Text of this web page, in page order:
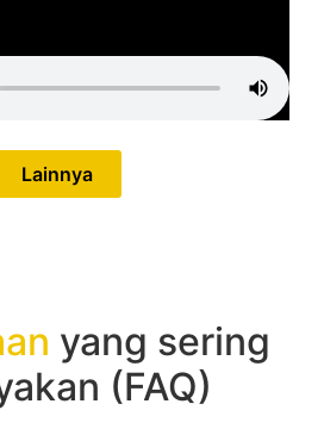
Lainnya
yang sering
(FAQ)